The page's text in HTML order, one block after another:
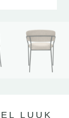
LUUK